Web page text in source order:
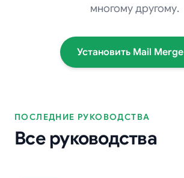
многому другому.
Установить Mail Merge
ПОСЛЕДНИЕ РУКОВОДСТВА
Все руководства